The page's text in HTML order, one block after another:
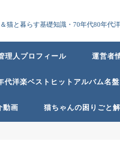
猫と暮らす基礎知識・70年代80年代
理人プロフィール 運営者
代洋楽ベストヒットアルバム名
動画 猫ちゃんの困りごと